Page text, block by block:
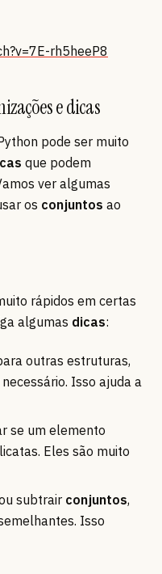
rh5heeP8
e dicas
pode ser muito
que podem
ver algumas
os conjuntos ao
rápidos em certas
algumas dicas:
outras estruturas,
Isso ajuda a
se um elemento
Eles são muito
subtrair conjuntos,
Isso